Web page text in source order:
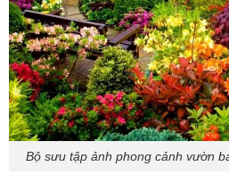
Bộ sưu tập ảnh phong cảnh vườn